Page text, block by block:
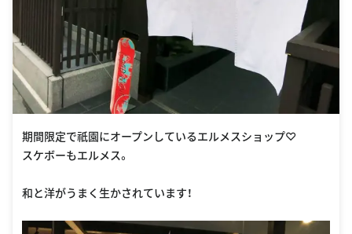
期間限定で祇園にオープンしているエルメスショップ♡
スケボーもエルメス。
和と洋がうまく生かされています！